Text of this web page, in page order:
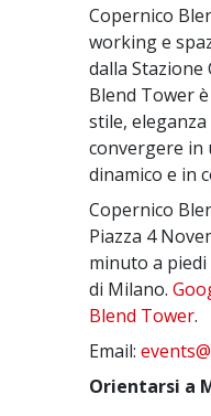
Copernico
working e
dalla Stazione
Blend Tower
stile,
convergere in
dinamico e in
Copernico
Piazza 4
minuto a piedi
di Milano.
Blend Tower.
Email:
Orientarsi a